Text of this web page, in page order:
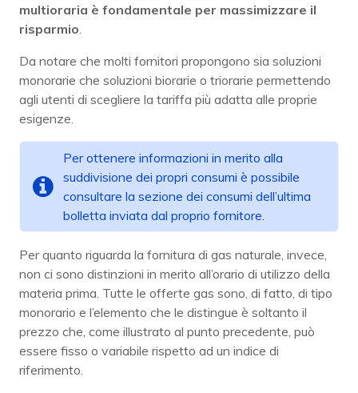
multioraria è fondamentale per massimizzare il
risparmio
Da notare che molti fornitori propongono sia soluzioni
monorarie che soluzioni biorarie o triorarie permettendo
agli utenti di scegliere la tariffa più adatta alle proprie
esigenze.
Per ottenere informazioni in merito alla
suddivisione dei propri consumi è possibile
consultare la sezione dei consumi dell’ultima
bolletta inviata dal proprio fornitore.
Per quanto riguarda la fornitura di gas naturale, invece,
non ci sono distinzioni in merito all’orario di utilizzo della
materia prima. Tutte le offerte gas sono, di fatto, di tipo
monorario e l’elemento che le distingue è soltanto il
prezzo che, come illustrato al punto precedente, può
essere fisso o variabile rispetto ad un indice di
riferimento.